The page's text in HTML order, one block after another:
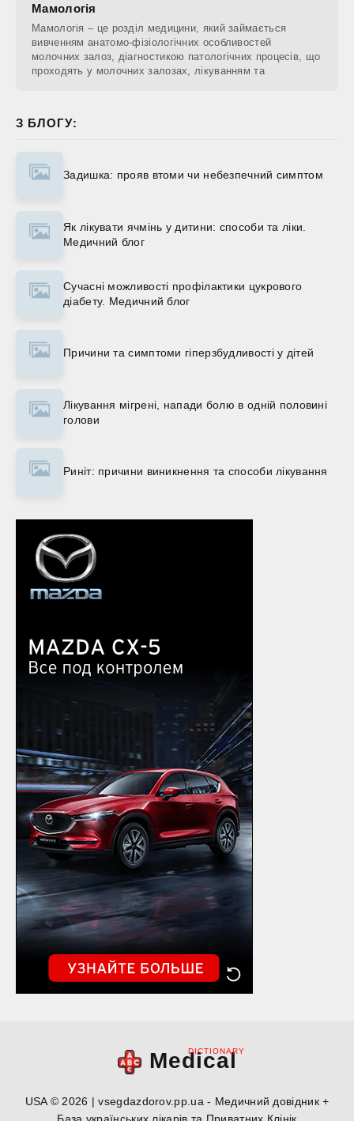
Мамологія
Мамологія – це розділ медицини, який займається
вивченням анатомо-фізіологічних особливостей
молочних залоз, діагностикою патологічних процесів, що
проходять у молочних залозах, лікуванням та
З БЛОГУ:
Задишка: прояв втоми чи небезпечний симптом
Як лікувати ячмінь у дитини: способи та ліки.
Медичний блог
Сучасні можливості профілактики цукрового
діабету. Медичний блог
Причини та симптоми гіперзбудливості у дітей
Лікування мігрені, напади болю в одній половині
голови
Риніт: причини виникнення та способи лікування
Medical
DICTIONARY
USA © 2026 | vsegdazdorov.pp.ua - Медичний довідник +